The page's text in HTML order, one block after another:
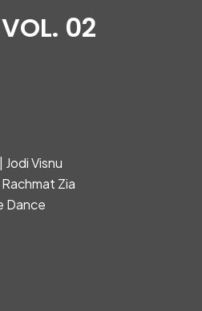
02
Visnu
Zia
Dance